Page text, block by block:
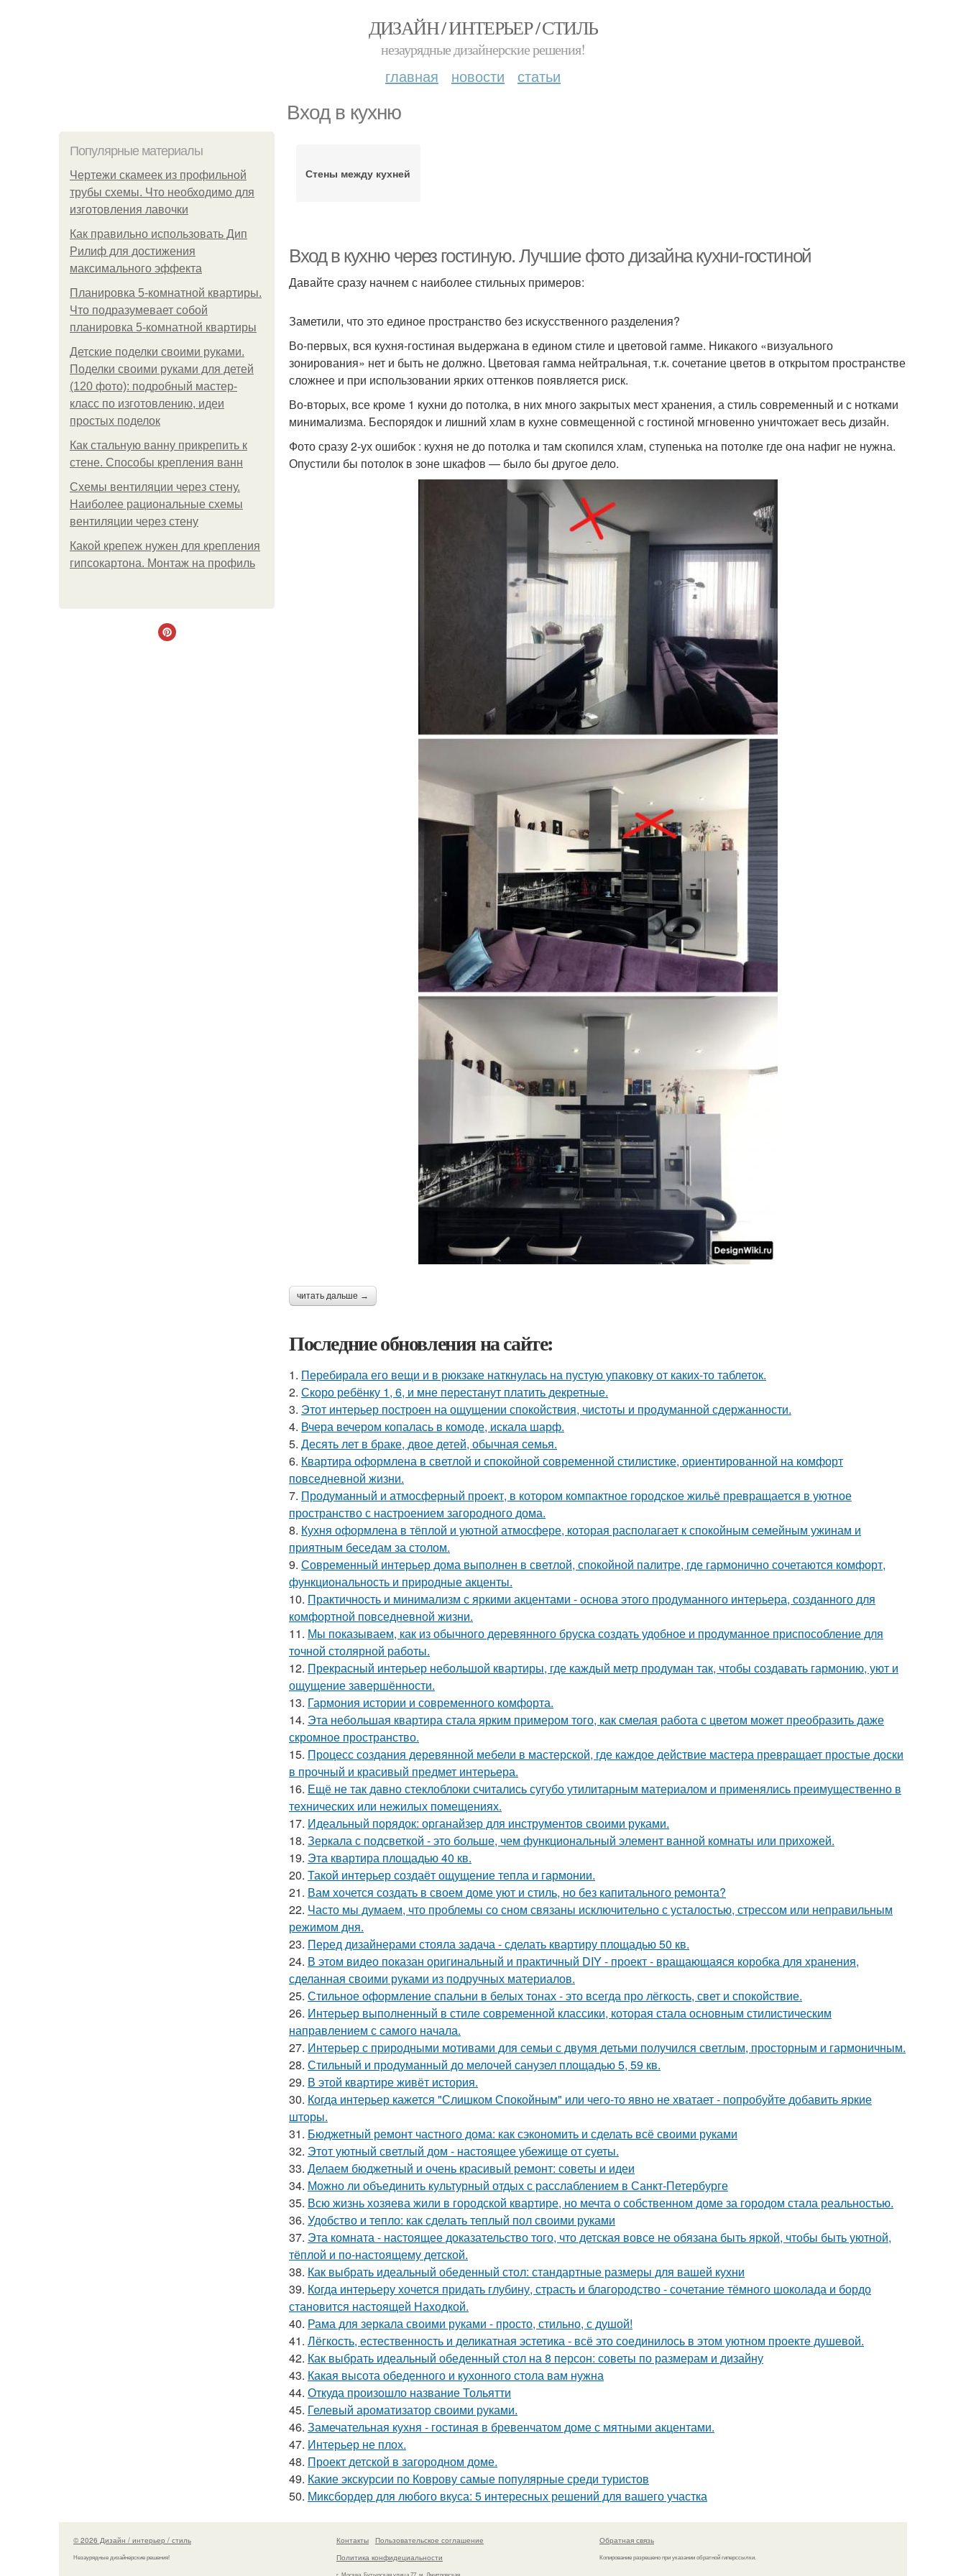
ДИЗАЙН / ИНТЕРЬЕР / СТИЛЬ
незаурядные дизайнерские решения!
главная новости статьи
Вход в кухню
Популярные материалы
Чертежи скамеек из профильной
трубы схемы. Что необходимо для
изготовления лавочки
Как правильно использовать Дип
Рилиф для достижения
максимального эффекта
Планировка 5-комнатной квартиры.
Что подразумевает собой
планировка 5-комнатной квартиры
Детские поделки своими руками.
Поделки своими руками для детей
(120 фото): подробный мастер-
класс по изготовлению, идеи
простых поделок
Как стальную ванну прикрепить к
стене. Способы крепления ванн
Схемы вентиляции через стену.
Наиболее рациональные схемы
вентиляции через стену
Какой крепеж нужен для крепления
гипсокартона. Монтаж на профиль
Стены между кухней
Вход в кухню через гостиную. Лучшие фото дизайна кухни-гостиной
Давайте сразу начнем с наиболее стильных примеров:
Заметили, что это единое пространство без искусственного разделения?
Во-первых, вся кухня-гостиная выдержана в едином стиле и цветовой гамме. Никакого «визуального
зонирования» нет и быть не должно. Цветовая гамма нейтральная, т.к. сочетание цветов в открытом пространстве
сложнее и при использовании ярких оттенков появляется риск.
Во-вторых, все кроме 1 кухни до потолка, в них много закрытых мест хранения, а стиль современный и с нотками
минимализма. Беспорядок и лишний хлам в кухне совмещенной с гостиной мгновенно уничтожает весь дизайн.
Фото сразу 2-ух ошибок : кухня не до потолка и там скопился хлам, ступенька на потолке где она нафиг не нужна.
Опустили бы потолок в зоне шкафов — было бы другое дело.
читать дальше →
Последние обновления на сайте:
1. Перебирала его вещи и в рюкзаке наткнулась на пустую упаковку от каких-то таблеток.
2. Скоро ребёнку 1, 6, и мне перестанут платить декретные.
3. Этот интерьер построен на ощущении спокойствия, чистоты и продуманной сдержанности.
4. Вчера вечером копалась в комоде, искала шарф.
5. Десять лет в браке, двое детей, обычная семья.
6. Квартира оформлена в светлой и спокойной современной стилистике, ориентированной на комфорт
повседневной жизни.
7. Продуманный и атмосферный проект, в котором компактное городское жильё превращается в уютное
пространство с настроением загородного дома.
8. Кухня оформлена в тёплой и уютной атмосфере, которая располагает к спокойным семейным ужинам и
приятным беседам за столом.
9. Современный интерьер дома выполнен в светлой, спокойной палитре, где гармонично сочетаются комфорт,
функциональность и природные акценты.
10. Практичность и минимализм с яркими акцентами - основа этого продуманного интерьера, созданного для
комфортной повседневной жизни.
11. Мы показываем, как из обычного деревянного бруска создать удобное и продуманное приспособление для
точной столярной работы.
12. Прекрасный интерьер небольшой квартиры, где каждый метр продуман так, чтобы создавать гармонию, уют и
ощущение завершённости.
13. Гармония истории и современного комфорта.
14. Эта небольшая квартира стала ярким примером того, как смелая работа с цветом может преобразить даже
скромное пространство.
15. Процесс создания деревянной мебели в мастерской, где каждое действие мастера превращает простые доски
в прочный и красивый предмет интерьера.
16. Ещё не так давно стеклоблоки считались сугубо утилитарным материалом и применялись преимущественно в
технических или нежилых помещениях.
17. Идеальный порядок: органайзер для инструментов своими руками.
18. Зеркала с подсветкой - это больше, чем функциональный элемент ванной комнаты или прихожей.
19. Эта квартира площадью 40 кв.
20. Такой интерьер создаёт ощущение тепла и гармонии.
21. Вам хочется создать в своем доме уют и стиль, но без капитального ремонта?
22. Часто мы думаем, что проблемы со сном связаны исключительно с усталостью, стрессом или неправильным
режимом дня.
23. Перед дизайнерами стояла задача - сделать квартиру площадью 50 кв.
24. В этом видео показан оригинальный и практичный DIY - проект - вращающаяся коробка для хранения,
сделанная своими руками из подручных материалов.
25. Стильное оформление спальни в белых тонах - это всегда про лёгкость, свет и спокойствие.
26. Интерьер выполненный в стиле современной классики, которая стала основным стилистическим
направлением с самого начала.
27. Интерьер с природными мотивами для семьи с двумя детьми получился светлым, просторным и гармоничным.
28. Стильный и продуманный до мелочей санузел площадью 5, 59 кв.
29. В этой квартире живёт история.
30. Когда интерьер кажется "Слишком Спокойным" или чего-то явно не хватает - попробуйте добавить яркие
шторы.
31. Бюджетный ремонт частного дома: как сэкономить и сделать всё своими руками
32. Этот уютный светлый дом - настоящее убежище от суеты.
33. Делаем бюджетный и очень красивый ремонт: советы и идеи
34. Можно ли объединить культурный отдых с расслаблением в Санкт-Петербурге
35. Всю жизнь хозяева жили в городской квартире, но мечта о собственном доме за городом стала реальностью.
36. Удобство и тепло: как сделать теплый пол своими руками
37. Эта комната - настоящее доказательство того, что детская вовсе не обязана быть яркой, чтобы быть уютной,
тёплой и по-настоящему детской.
38. Как выбрать идеальный обеденный стол: стандартные размеры для вашей кухни
39. Когда интерьеру хочется придать глубину, страсть и благородство - сочетание тёмного шоколада и бордо
становится настоящей Находкой.
40. Рама для зеркала своими руками - просто, стильно, с душой!
41. Лёгкость, естественность и деликатная эстетика - всё это соединилось в этом уютном проекте душевой.
42. Как выбрать идеальный обеденный стол на 8 персон: советы по размерам и дизайну
43. Какая высота обеденного и кухонного стола вам нужна
44. Откуда произошло название Тольятти
45. Гелевый ароматизатор своими руками.
46. Замечательная кухня - гостиная в бревенчатом доме с мятными акцентами.
47. Интерьер не плох.
48. Проект детской в загородном доме.
49. Какие экскурсии по Коврову самые популярные среди туристов
50. Миксбордер для любого вкуса: 5 интересных решений для вашего участка
© 2026 Дизайн / интерьер / стиль
Незаурядные дизайнерские решения!
Контакты
Пользовательское соглашение
Политика конфидециальности
г. Москва, Бутырская улица 77, м. Дмитровская
Обратная связь
Копирование разрешено при указании обратной гиперссылки.